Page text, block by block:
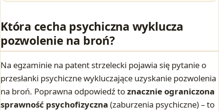
Która cecha psychiczna wyklucza
pozwolenie na broń?
Na egzaminie na patent strzelecki pojawia się pytanie o
przesłanki psychiczne wykluczające uzyskanie pozwolenia
na broń. Poprawna odpowiedź toznacznie ograniczona
sprawność psychofizyczna (zaburzenia psychiczne) – to